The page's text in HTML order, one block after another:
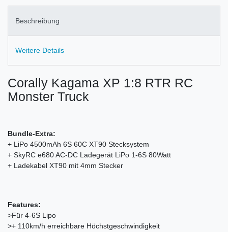
Beschreibung
Weitere Details
Corally Kagama XP 1:8 RTR RC
Monster Truck
Bundle-Extra:
+ LiPo 4500mAh 6S 60C XT90 Stecksystem
+ SkyRC e680 AC-DC Ladegerät LiPo 1-6S 80Watt
+ Ladekabel XT90 mit 4mm Stecker
Features:
>Für 4-6S Lipo
>+ 110km/h erreichbare Höchstgeschwindigkeit